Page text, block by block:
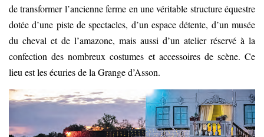
de transformer l’ancienne ferme en une véritable structure équestre
dotée d’une piste de spectacles, d’un espace détente, d’un musée
du cheval et de l’amazone, mais aussi d’un atelier réservé à la
confection des nombreux costumes et accessoires de scène. Ce
lieu est les écuries de la Grange d’Asson.